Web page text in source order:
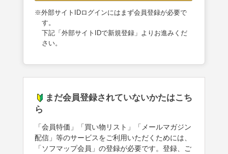
※外部サイトIDログインにはまず会員登録が必要で
す。
下記「外部サイトIDで新規登録」よりお進みくだ
さい。
まだ会員登録されていないかたはこち
ら
「会員特価」「買い物リスト」「メールマガジン
配信」等のサービスをご利用いただくためには、
「ソフマップ会員」の登録が必要です。登録、ご